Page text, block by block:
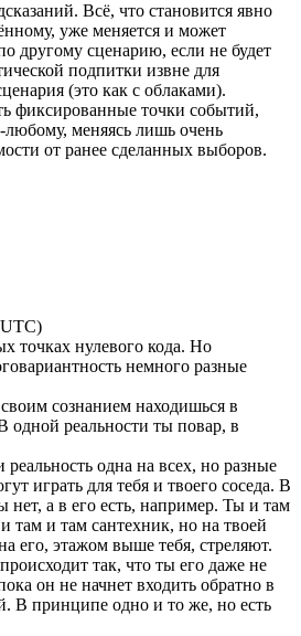
Всё, что становится явно
уже меняется и может
другому сценарию, если не будет
подпитки извне для
(это как с облаками).
фиксированные точки событий,
любому, меняясь лишь очень
от ранее сделанных выборов.
точках нулевого кода. Но
немного разные
сознанием находишься в
одной реальности ты повар, в
одна на всех, но разные
играть для тебя и твоего соседа. В
нет, а в его есть, например. Ты и там
там и там сантехник, но на твоей
его, этажом выше тебя, стреляют.
так, что ты его даже не
он не начнет входить обратно в
В принципе одно и то же, но есть